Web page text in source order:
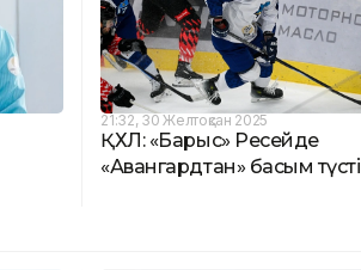
21:32, 30 Желтоқсан 2025
ҚХЛ: «Барыс» Ресейде
«Авангардтан» басым түсті